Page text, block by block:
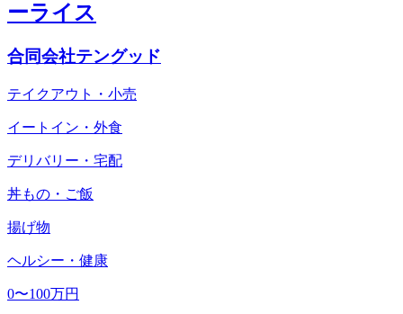
ーライス
合同会社テングッド
テイクアウト・小売
イートイン・外食
デリバリー・宅配
丼もの・ご飯
揚げ物
ヘルシー・健康
0〜100万円